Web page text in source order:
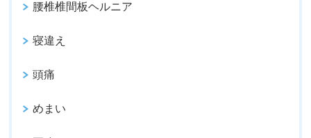
腰椎椎間板ヘルニア
寝違え
頭痛
めまい